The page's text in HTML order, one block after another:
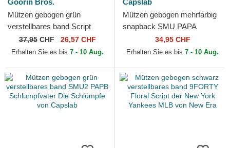
Goorin Bros.
Mützen gebogen grün
verstellbares band Script
Papa The Farm Goorin Bros.
37,95CHF 26,57 CHF
Erhalten Sie es bis 7 - 10 Aug.
Capslab
Mützen gebogen mehrfarbig
snapback SMU PAPA
Schlumpfvater Die
Schlümpfe von Capslab
34,95 CHF
Erhalten Sie es bis 7 - 10 Aug.